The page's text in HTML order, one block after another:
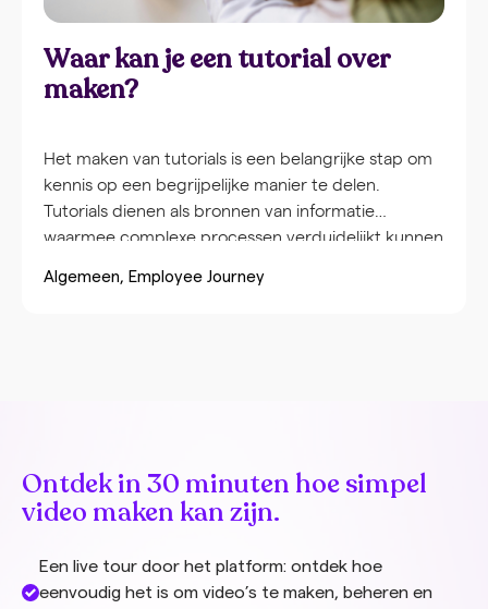
Waar kan je een tutorial over
maken?
Het maken van tutorials is een belangrijke stap om
kennis op een begrijpelijke manier te delen.
Tutorials dienen als bronnen van informatie
waarmee complexe processen verduidelijkt kunnen
werkzaamheden. Daarnaast bevorderen tutorials
Algemeen Employee Journey
Ontdek in 30 minuten hoe simpel
video maken kan zijn.
Een live tour door het platform: ontdek hoe
eenvoudig het is om video’s te maken, beheren en